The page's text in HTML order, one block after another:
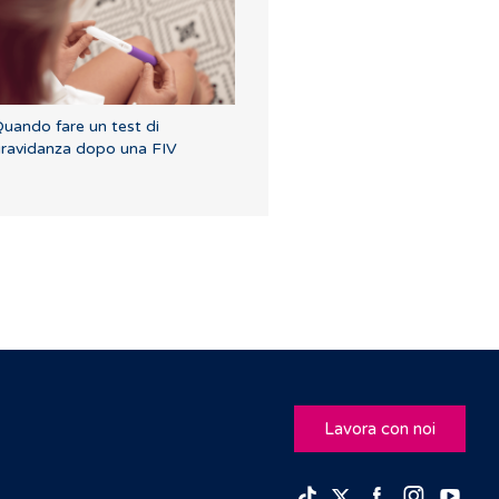
fare un test di
dopo una FIV
Lavora con noi